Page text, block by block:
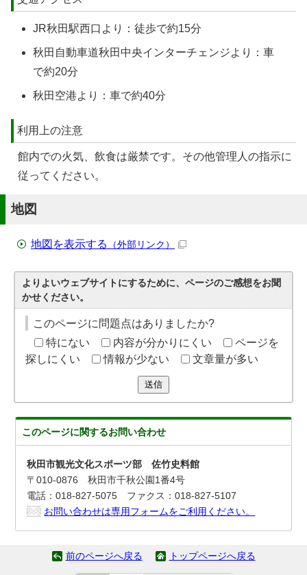
JR秋田駅西口より：徒歩で約15分
秋田自動車道秋田中央インターチェンジより：車
で約20分
秋田空港より：車で約40分
利用上の注意
館内での火気、飲食は厳禁です。その他管理人の指示に
従ってください。
地図
地図を表示する （外部リンク）
よりよいウェブサイトにするために、ページのご感想をお聞
かせください。
このページに問題点はありましたか?
特にない
内容が分かりにくい
ページを
探しにくい
情報が少ない 文章量が多い
送信
このページに関するお問い合わせ
秋田市観光文化スポーツ部 佐竹史料館
〒010-0876 秋田市千秋公園1番4号
電話：018-827-5075 ファクス：018-827-5107
お問い合わせは専用フォームをご利用ください。
前のページへ戻る トップページへ戻る